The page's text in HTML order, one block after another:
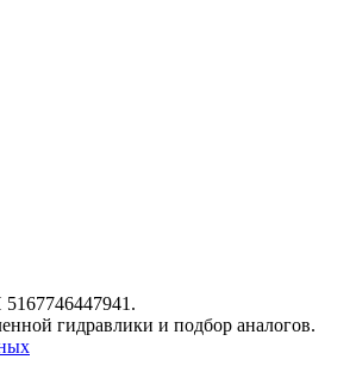
гидравлики и подбор аналогов.